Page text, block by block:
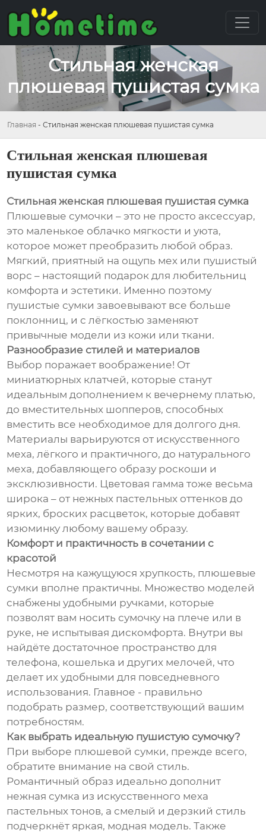
Стильная женская
плюшевая пушистая сумка
Главная - Стильная женская плюшевая пушистая сумка
Стильная женская плюшевая
пушистая сумка
Стильная женская плюшевая пушистая сумка
Плюшевые сумочки – это не просто аксессуар,
это маленькое облачко мягкости и уюта,
которое может преобразить любой образ.
Мягкий, приятный на ощупь мех или пушистый
ворс – настоящий подарок для любительниц
комфорта и эстетики. Именно поэтому
пушистые сумки завоевывают все больше
поклонниц, и с лёгкостью заменяют
привычные модели из кожи или ткани.
Разнообразие стилей и материалов
Выбор поражает воображение! От
миниатюрных клатчей, которые станут
идеальным дополнением к вечернему платью,
до вместительных шопперов, способных
вместить все необходимое для долгого дня.
Материалы варьируются от искусственного
меха, лёгкого и практичного, до натурального
меха, добавляющего образу роскоши и
эксклюзивности. Цветовая гамма тоже весьма
широка – от нежных пастельных оттенков до
ярких, броских расцветок, которые добавят
изюминку любому вашему образу.
Комфорт и практичность в сочетании с
красотой
Несмотря на кажущуюся хрупкость, плюшевые
сумки вполне практичны. Множество моделей
снабжены удобными ручками, которые
позволят вам носить сумочку на плече или в
руке, не испытывая дискомфорта. Внутри вы
найдёте достаточное пространство для
телефона, кошелька и других мелочей, что
делает их удобными для повседневного
использования. Главное - правильно
подобрать размер, соответствующий вашим
потребностям.
Как выбрать идеальную пушистую сумочку?
При выборе плюшевой сумки, прежде всего,
обратите внимание на свой стиль.
Романтичный образ идеально дополнит
нежная сумка из искусственного меха
пастельных тонов, а смелый и дерзкий стиль
подчеркнёт яркая, модная модель. Также